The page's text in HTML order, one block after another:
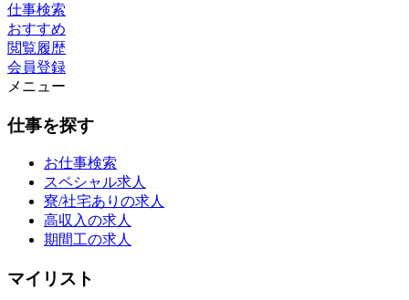
仕事検索
おすすめ
閲覧履歴
会員登録
メニュー
仕事を探す
お仕事検索
スペシャル求人
寮/社宅ありの求人
高収入の求人
期間工の求人
マイリスト